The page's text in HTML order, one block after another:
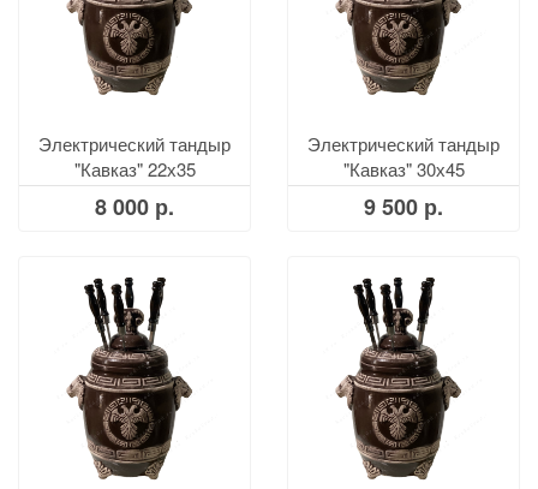
Электрический тандыр
"Кавказ" 22х35
8 000 р.
Электрический тандыр
"Кавказ" 30х45
9 500 р.